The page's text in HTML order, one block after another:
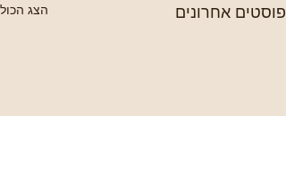
פוסטים אחרונים הצג הכול